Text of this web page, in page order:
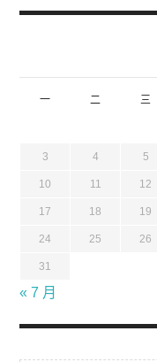
一 二 三
3 4 5
10 11 12
17 18 19
24 25 26
31
« 7 月